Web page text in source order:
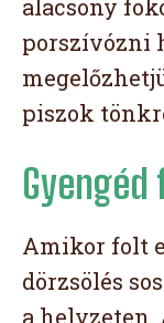
alacsony
porszívózni
piszok
Amikor folt
dörzsölés
a helyzeten.